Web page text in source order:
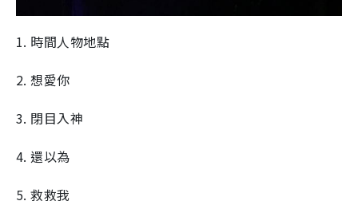
1. 時間人物地點
2. 想愛你
3. 閉目入神
4. 還以為
5. 救救我